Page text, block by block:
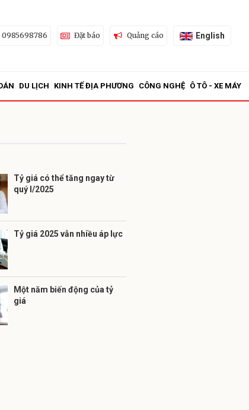
0985698786 Đặt báo Quảng cáo English
DU LỊCH KINH TẾ ĐỊA PHƯƠNG CÔNG NGHỆ Ô TÔ - XE MÁY
Tỷ giá có thể tăng ngay từ
quý I/2025
Tỷ giá 2025 vẫn nhiều áp lực
Một năm biến động của tỷ
giá